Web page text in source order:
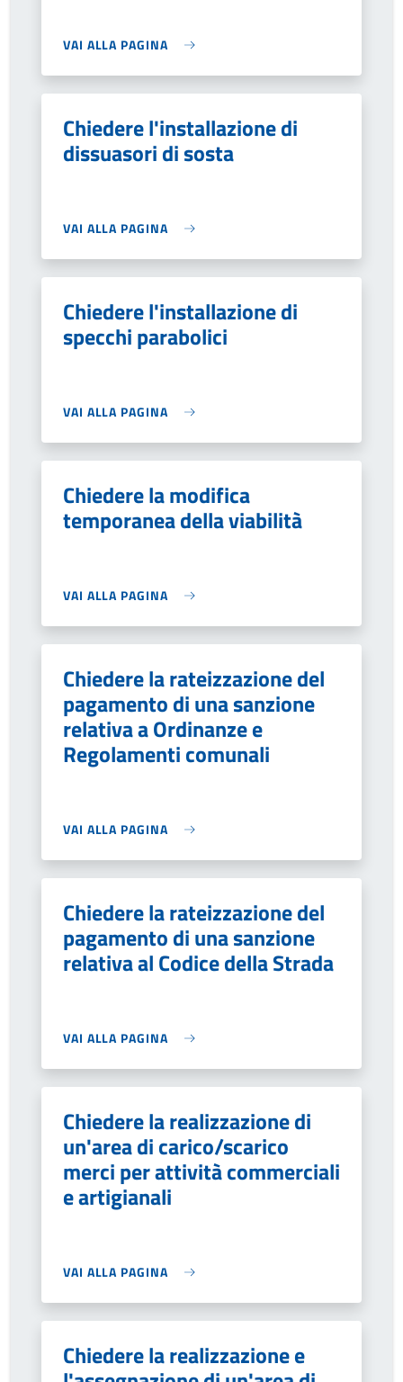
VAI ALLA PAGINA
Chiedere l'installazione di
dissuasori di sosta
VAI ALLA PAGINA
Chiedere l'installazione di
specchi parabolici
VAI ALLA PAGINA
Chiedere la modifica
temporanea della viabilità
VAI ALLA PAGINA
Chiedere la rateizzazione del
pagamento di una sanzione
relativa a Ordinanze e
Regolamenti comunali
VAI ALLA PAGINA
Chiedere la rateizzazione del
pagamento di una sanzione
relativa al Codice della Strada
VAI ALLA PAGINA
Chiedere la realizzazione di
un'area di carico/scarico
merci per attività commerciali
e artigianali
VAI ALLA PAGINA
Chiedere la realizzazione e